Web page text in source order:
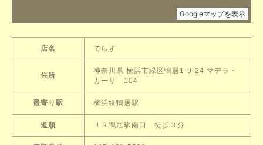
店名 てらす
住所
神奈川県 横浜市緑区鴨居1-9-24 マデラ・
カーサ 104
最寄り駅 横浜線鴨居駅
道順 ＪＲ鴨居駅南口 徒歩３分